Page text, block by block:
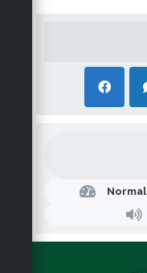
Junqueirópolis/SP,
ADÍLIO CARLOS
Diretor